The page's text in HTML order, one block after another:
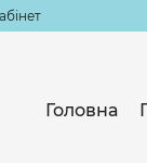
Головна